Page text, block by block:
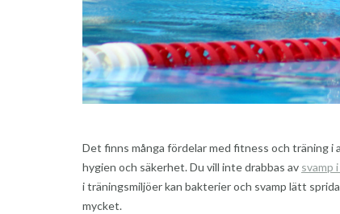
Det finns många fördelar med fitness och träning i
hygien och säkerhet. Du vill inte drabbas av svamp
i träningsmiljöer kan bakterier och svamp lätt
mycket.